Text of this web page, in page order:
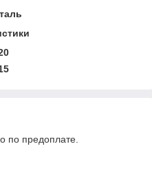
по предоплате.